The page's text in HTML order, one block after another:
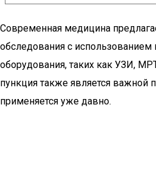
Современная медицина
обследования с использованием
оборудования, таких как УЗИ,
пункция также является важной
применяется уже давно.